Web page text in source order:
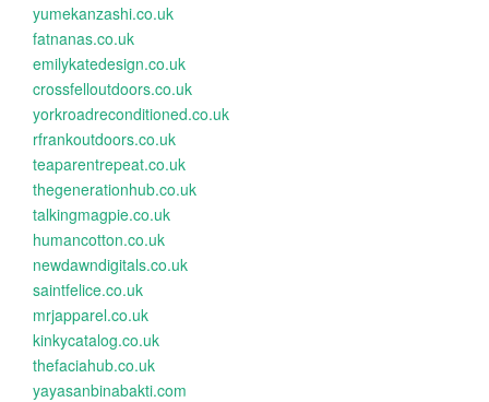
yumekanzashi.co.uk
fatnanas.co.uk
emilykatedesign.co.uk
crossfelloutdoors.co.uk
yorkroadreconditioned.co.uk
rfrankoutdoors.co.uk
teaparentrepeat.co.uk
thegenerationhub.co.uk
talkingmagpie.co.uk
humancotton.co.uk
newdawndigitals.co.uk
saintfelice.co.uk
mrjapparel.co.uk
kinkycatalog.co.uk
thefaciahub.co.uk
yayasanbinabakti.com